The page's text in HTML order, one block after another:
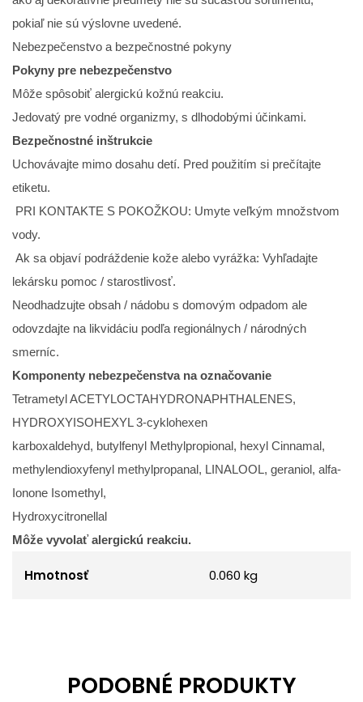
pokiaľ nie sú výslovne uvedené.
Nebezpečenstvo a bezpečnostné pokyny
Pokyny pre nebezpečenstvo
Môže spôsobiť alergickú kožnú reakciu.
Jedovatý pre vodné organizmy, s dlhodobými účinkami.
Bezpečnostné inštrukcie
Uchovávajte mimo dosahu detí. Pred použitím si prečítajte
etiketu.
PRI KONTAKTE S POKOŽKOU: Umyte veľkým množstvom
vody.
Ak sa objaví podráždenie kože alebo vyrážka: Vyhľadajte
lekársku pomoc / starostlivosť.
Neodhadzujte obsah / nádobu s domovým odpadom ale
odovzdajte na likvidáciu podľa regionálnych / národných
smerníc.
Komponenty nebezpečenstva na označovanie
Tetrametyl ACETYLOCTAHYDRONAPHTHALENES,
HYDROXYISOHEXYL 3-cyklohexen
karboxaldehyd, butylfenyl Methylpropional, hexyl Cinnamal,
methylendioxyfenyl methylpropanal, LINALOOL, geraniol, alfa-
Ionone Isomethyl,
Hydroxycitronellal
Môže vyvolať alergickú reakciu.
Hmotnosť 0.060 kg
PODOBNÉ PRODUKTY